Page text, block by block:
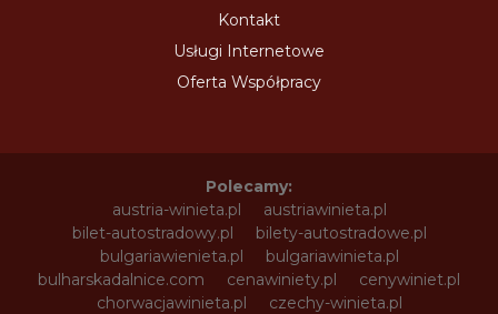
Kontakt
Usługi Internetowe
Oferta Współpracy
Polecamy:
austria-winieta.pl
austriawinieta.pl
bilet-autostradowy.pl
bilety-autostradowe.pl
bulgariawienieta.pl
bulgariawinieta.pl
bulharskadalnice.com
cenawiniety.pl
cenywiniet.pl
chorwacjawinieta.pl
czechy-winieta.pl